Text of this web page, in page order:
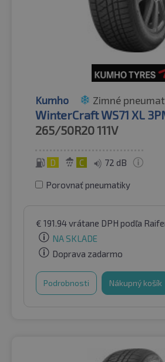
Kumho Zimné
WinterCraft WS71 XL
265/50R20111V
D C 72 dB
Porovnať pneumatiky
€ 191.94vrátane DPH podľa
NA SKLADE
Doprava zadarmo
Podrobnosti Nákupný košík